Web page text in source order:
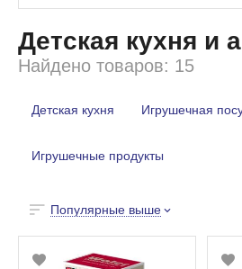
Детская кухня и
Найдено товаров: 15
Детская кухня Игрушечная
Игрушечные продукты
Популярные выше